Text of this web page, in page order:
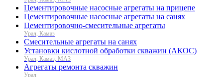
Цементировочные насосные агрегаты на прицепе
Цементировочные насосные агрегаты на санях
Цементировочно-смесительные агрегаты
Урал, Камаз
Смесительные агрегаты на санях
Установки кислотной обработки скважин (АКОС)
Урал, Камаз, МАЗ
Агрегаты ремонта скважин
Урал